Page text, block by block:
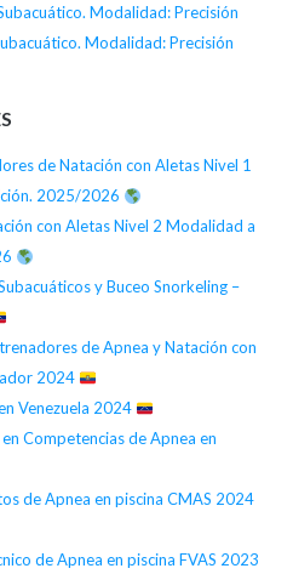
Modalidad: Precisión
Modalidad: Precisión
de Natación con Aletas Nivel 1
2025/2026
con Aletas Nivel 2 Modalidad a
y Buceo Snorkeling –
de Apnea y Natación con
2024
Venezuela 2024
Competencias de Apnea en
de Apnea en piscina CMAS 2024
de Apnea en piscina FVAS 2023